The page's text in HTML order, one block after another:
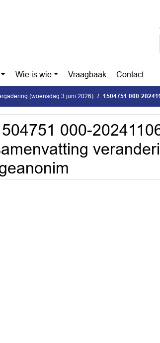
Wie is wie Vraagbaak Contact
(woensdag 3 juni 2026) 1504751 000-20241106 Niet
000-